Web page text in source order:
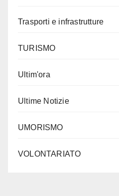
Trasporti e infrastrutture
TURISMO
Ultim'ora
Ultime Notizie
UMORISMO
VOLONTARIATO